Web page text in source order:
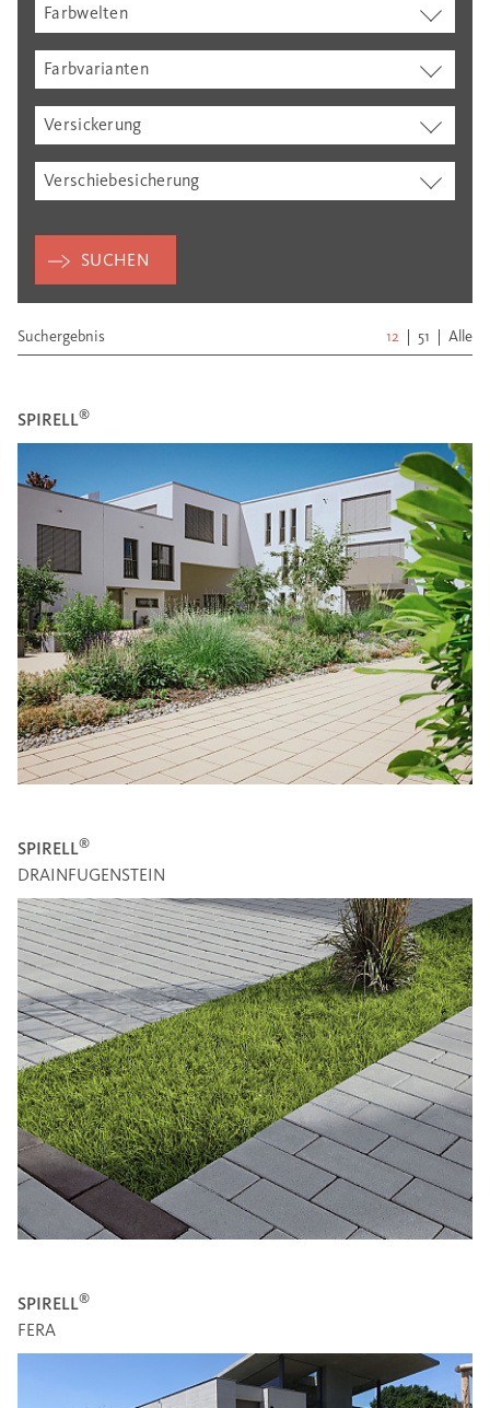
Farbwelten
Farbvarianten
Versickerung
Verschiebesicherung
SUCHEN
Suchergebnis 12 51 Alle
SPIRELL®
SPIRELL®
DRAINFUGENSTEIN
SPIRELL®
FERA